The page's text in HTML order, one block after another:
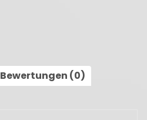
Bewertungen (0)